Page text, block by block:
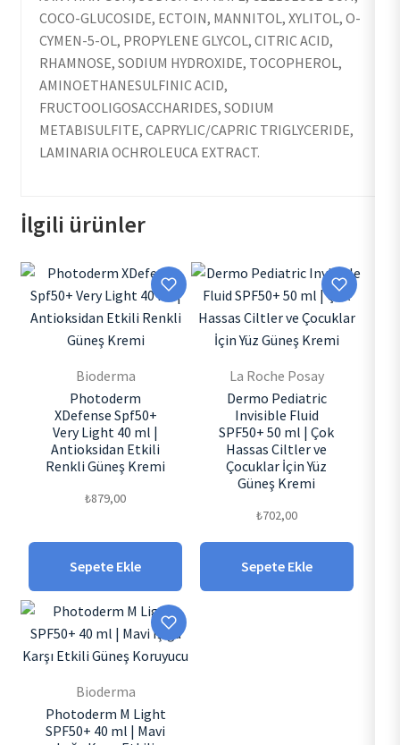
COCO-GLUCOSIDE, ECTOIN, MANNITOL, XYLITOL, O-
CYMEN-5-OL, PROPYLENE GLYCOL, CITRIC ACID,
RHAMNOSE, SODIUM HYDROXIDE, TOCOPHEROL,
AMINOETHANESULFINIC ACID,
FRUCTOOLIGOSACCHARIDES, SODIUM
METABISULFITE, CAPRYLIC/CAPRIC TRIGLYCERIDE,
LAMINARIA OCHROLEUCA EXTRACT.
İlgili ürünler
Bioderma
Photoderm
XDefense Spf50+
Very Light 40 ml |
Antioksidan Etkili
Renkli Güneş Kremi
₺879,00
Sepete Ekle
La Roche Posay
Dermo Pediatric
Invisible Fluid
SPF50+ 50 ml | Çok
Hassas Ciltler ve
Çocuklar İçin Yüz
Güneş Kremi
₺702,00
Sepete Ekle
Bioderma
Photoderm M Light
SPF50+ 40 ml | Mavi